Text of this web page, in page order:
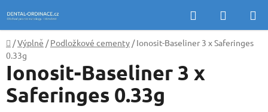
na
obsah
Hledat
KOŠÍK
Domů
/Výplně / Podložkové cementy / Ionosit-Baseliner 3 x Saferinges
0.33g
Ionosit-Baseliner 3 x
Saferinges 0.33g